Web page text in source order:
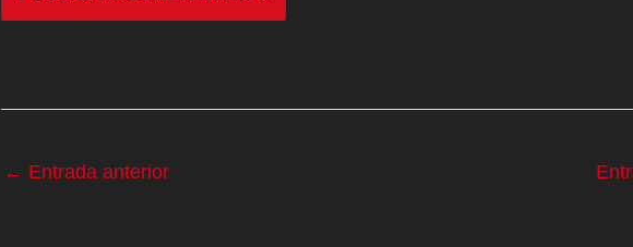
← Entrada anterior